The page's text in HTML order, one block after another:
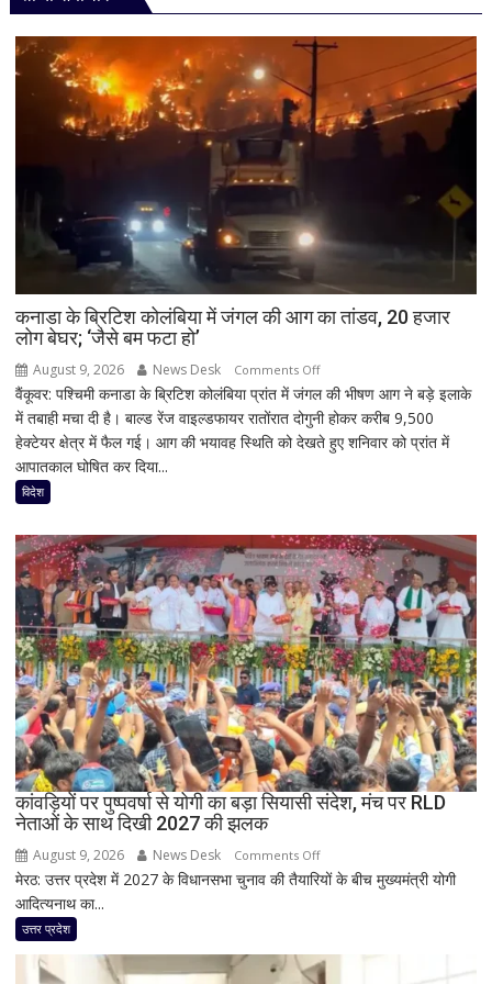
कनाडा के ब्रिटिश कोलंबिया में जंगल की आग का तांडव, 20 हजार
लोग बेघर; ‘जैसे बम फटा हो’
August 9, 2026 News Desk Comments Offon
कनाडा
के
ब्रिटिश
की
आग
का
तांडव,
20
हजार
लोग
बेघर;
‘जैसे
बम
फटा
हो’
वैंकूवर: पश्चिमी कनाडा के ब्रिटिश कोलंबिया प्रांत में जंगल की भीषण आग ने बड़े इलाके
में तबाही मचा दी है। बाल्ड रेंज वाइल्डफायर रातोंरात दोगुनी होकर करीब 9,500
हेक्टेयर क्षेत्र में फैल गई। आग की भयावह स्थिति को देखते हुए शनिवार को प्रांत में
आपातकाल घोषित कर दिया...
विदेश
कांवड़ियों पर पुष्पवर्षा से योगी का बड़ा सियासी संदेश, मंच पर RLD
नेताओं के साथ दिखी 2027 की झलक
August 9, 2026 News Desk Comments Offon
कांवड़ियों
से
योगी
मेरठ: उत्तर प्रदेश में 2027 के विधानसभा चुनाव की तैयारियों के बीच मुख्यमंत्री योगी
आदित्यनाथ का...
उत्तर प्रदेश